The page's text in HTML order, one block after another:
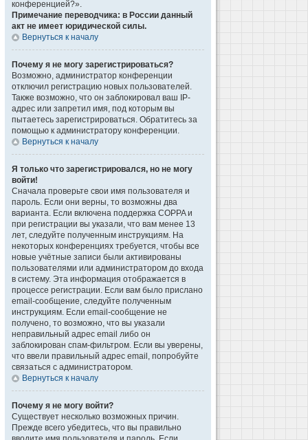
конференцией?».
Примечание переводчика: в России данный
акт не имеет юридической силы.
Вернуться к началу
Почему я не могу зарегистрироваться?
Возможно, администратор конференции
отключил регистрацию новых пользователей.
Также возможно, что он заблокировал ваш IP-
адрес или запретил имя, под которым вы
пытаетесь зарегистрироваться. Обратитесь за
помощью к администратору конференции.
Вернуться к началу
Я только что зарегистрировался, но не могу
войти!
Сначала проверьте свои имя пользователя и
пароль. Если они верны, то возможны два
варианта. Если включена поддержка COPPA и
при регистрации вы указали, что вам менее 13
лет, следуйте полученным инструкциям. На
некоторых конференциях требуется, чтобы все
новые учётные записи были активированы
пользователями или администратором до входа
в систему. Эта информация отображается в
процессе регистрации. Если вам было прислано
email-сообщение, следуйте полученным
инструкциям. Если email-сообщение не
получено, то возможно, что вы указали
неправильный адрес email либо он
заблокирован спам-фильтром. Если вы уверены,
что ввели правильный адрес email, попробуйте
связаться с администратором.
Вернуться к началу
Почему я не могу войти?
Существует несколько возможных причин.
Прежде всего убедитесь, что вы правильно